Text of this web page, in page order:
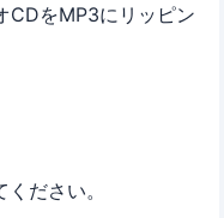
CDをMP3にリッピン
ださい。